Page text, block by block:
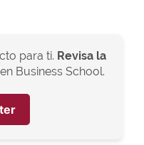
para ti. Revisa la
Business School.